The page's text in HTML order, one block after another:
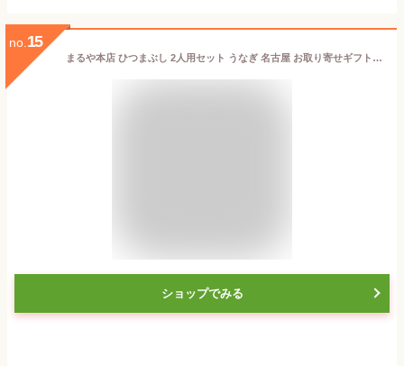
no. 15
まるや本店 ひつまぶし 2人用セット うなぎ 名古屋 お取り寄せギフト セット ウナギ 鰻 うな丼 贈答 お礼
ショップでみる